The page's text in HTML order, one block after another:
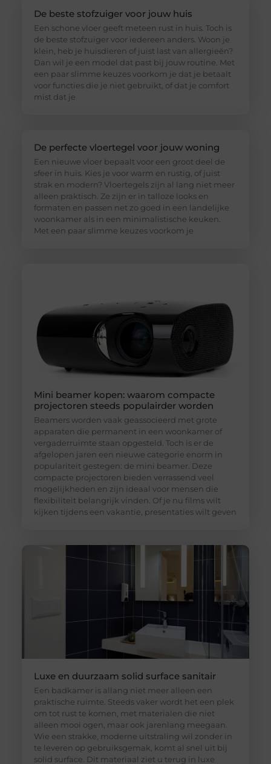
De beste stofzuiger voor jouw huis
Een schone vloer geeft meteen rust in huis. Toch is
de beste stofzuiger voor iedereen anders. Woon je
klein, heb je huisdieren of juist last van allergieën?
Dan wil je een model dat past bij jouw routine. Met
een paar slimme keuzes voorkom je dat je betaalt
voor functies die je niet gebruikt, of dat je comfort
mist dat je
De perfecte vloertegel voor jouw woning
Een nieuwe vloer bepaalt voor een groot deel de
sfeer in huis. Kies je voor warm en rustig, of juist
strak en modern? Vloertegels zijn al lang niet meer
alleen praktisch. Ze zijn er in talloze looks en
formaten en passen net zo goed in een landelijke
woonkamer als in een minimalistische keuken.
Met een paar slimme keuzes voorkom je
Mini beamer kopen: waarom compacte
projectoren steeds populairder worden
Beamers worden vaak geassocieerd met grote
apparaten die permanent in een woonkamer of
vergaderruimte staan opgesteld. Toch is er de
afgelopen jaren een nieuwe categorie enorm in
populariteit gestegen: de mini beamer. Deze
compacte projectoren bieden verrassend veel
mogelijkheden en zijn ideaal voor mensen die
flexibiliteit belangrijk vinden. Of je nu films wilt
kijken tijdens een vakantie, presentaties wilt geven
Luxe en duurzaam solid surface sanitair
Een badkamer is allang niet meer alleen een
praktische ruimte. Steeds vaker wordt het een plek
om tot rust te komen, met materialen die niet
alleen mooi ogen, maar ook jarenlang meegaan.
Wie een strakke, moderne uitstraling wil zonder in
te leveren op gebruiksgemak, komt al snel uit bij
solid surface. Dit materiaal ziet u terug in luxe